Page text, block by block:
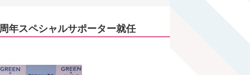
年スペシャルサポーター就任